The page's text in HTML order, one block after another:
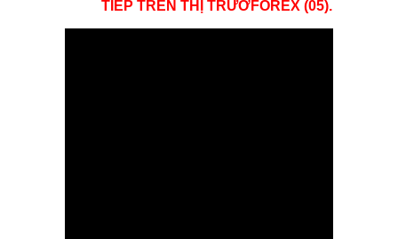
TIẾP TRÊN THỊ TRƯỜFOREX (05).